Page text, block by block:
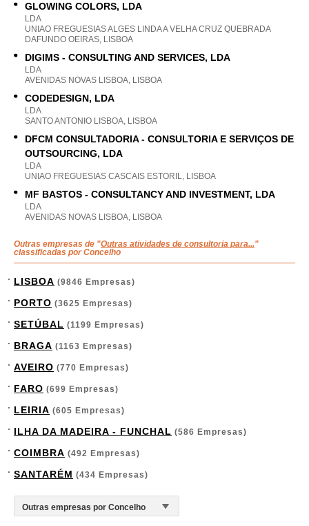
GLOWING COLORS, LDA
LDA
UNIAO FREGUESIAS ALGES LINDA A VELHA CRUZ QUEBRADA
DAFUNDO OEIRAS, LISBOA
DIGIMS - CONSULTING AND SERVICES, LDA
LDA
AVENIDAS NOVAS LISBOA, LISBOA
CODEDESIGN, LDA
LDA
SANTO ANTONIO LISBOA, LISBOA
DFCM CONSULTADORIA - CONSULTORIA E SERVIÇOS DE
OUTSOURCING, LDA
LDA
UNIAO FREGUESIAS CASCAIS ESTORIL, LISBOA
MF BASTOS - CONSULTANCY AND INVESTMENT, LDA
LDA
AVENIDAS NOVAS LISBOA, LISBOA
Outras empresas de "Outras atividades de consultoria para..."
classificadas por Concelho
LISBOA (9846 Empresas)
PORTO (3625 Empresas)
SETÚBAL (1199 Empresas)
BRAGA (1163 Empresas)
AVEIRO (770 Empresas)
FARO (699 Empresas)
LEIRIA (605 Empresas)
ILHA DA MADEIRA - FUNCHAL (586 Empresas)
COIMBRA (492 Empresas)
SANTARÉM (434 Empresas)